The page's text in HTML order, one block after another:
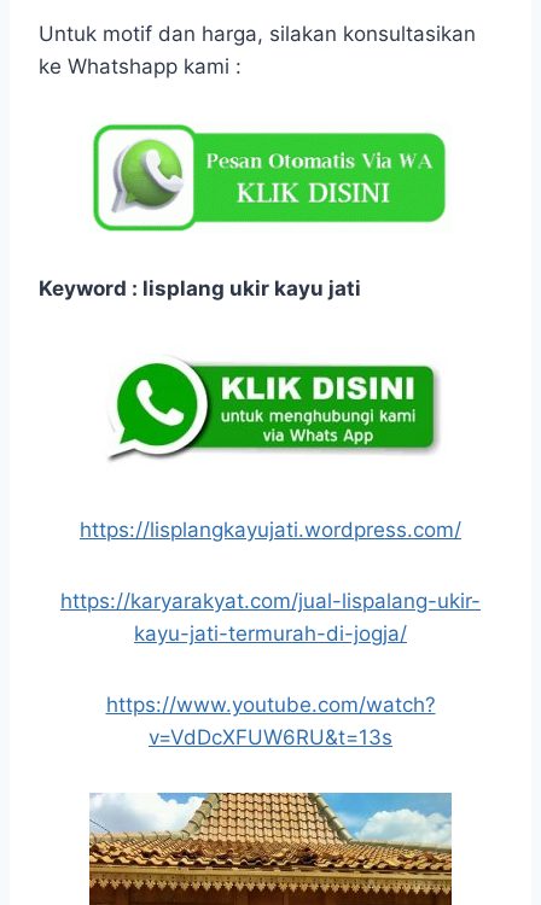
Untuk motif dan harga, silakan konsultasikan
ke Whatshapp kami :
Keyword : lisplang ukir kayu jati
https://lisplangkayujati.wordpress.com/
https://karyarakyat.com/jual-lispalang-ukir-
kayu-jati-termurah-di-jogja/
https://www.youtube.com/watch?
v=VdDcXFUW6RU&t=13s